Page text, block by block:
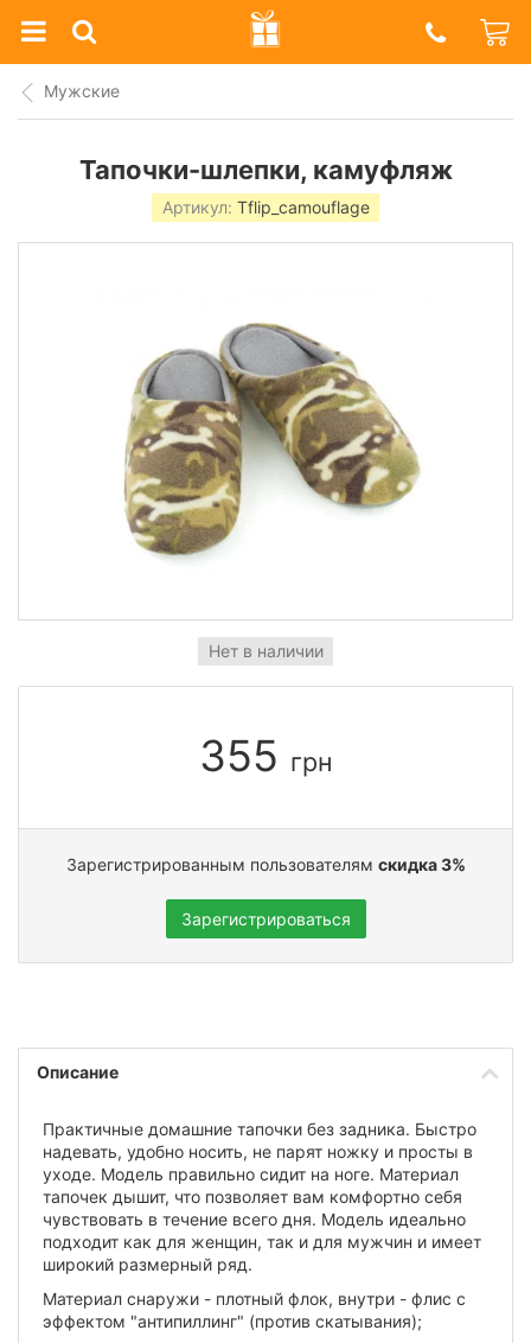
Prazdnik
Shop
Мужские
Тапочки-шлепки, камуфляж
Артикул: Tflip_camouflage
Нет в наличии
355 грн
Зарегистрированным пользователям скидка 3%
Зарегистрироваться
Описание
Практичные домашние тапочки без задника. Быстро
надевать, удобно носить, не парят ножку и просты в
уходе. Модель правильно сидит на ноге. Материал
тапочек дышит, что позволяет вам комфортно себя
чувствовать в течение всего дня. Модель идеально
подходит как для женщин, так и для мужчин и имеет
широкий размерный ряд.
Материал снаружи - плотный флок, внутри - флис с
эффектом "антипиллинг" (против скатывания);